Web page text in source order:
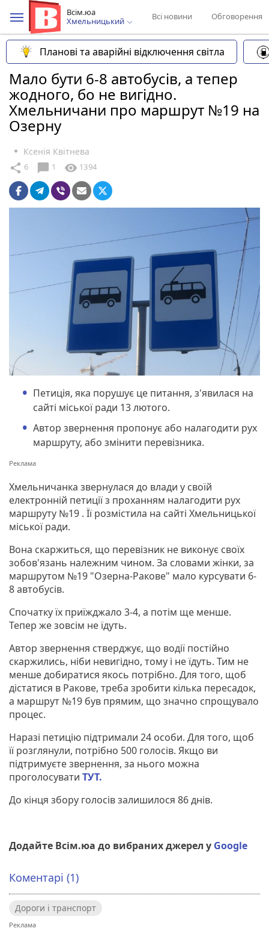
Всім.юа
Хмельницький
Всі новини Обговорення
Планові та аварійні відключення світла
Мало бути 6-8 автобусів, а тепер
жодного, бо не вигідно.
Хмельничани про маршрут №19 на
Озерну
Ксенія Квітнева
share 6 chat_bubble 1 visibility 1394
Петиція, яка порушує це питання, з'явилася на
сайті міської ради 13 лютого.
Автор звернення пропонує або налагодити рух
маршруту, або змінити перевізника.
Хмельничанка звернулася до влади у своїй
електронній петиції з проханням налагодити рух
маршруту №19 . Її розмістила на сайті Хмельницької
міської ради.
Вона скаржиться, що перевізник не виконує своїх
зобов'язань належним чином. За словами жінки, за
маршрутом №19 "Озерна-Ракове" мало курсувати 6-
8 автобусів.
Спочатку їх приїжджало 3-4, а потім ще менше.
Тепер же зовсім не їдуть.
Автор звернення стверджує, що водії постійно
скаржились, ніби невигідно, тому і не їдуть. Тим не
менше добиратися якось потрібно. Для того, щоб
дістатися в Ракове, треба зробити кілька пересадок,
а маршрут №19 був прямим, що значно спрощувало
процес.
Наразі петицію підтримали 24 особи. Для того, щоб
її розглянули, потрібно 500 голосів. Якщо ви
підтримуєте звернення, за нього можна
проголосувати ТУТ.
До кінця збору голосів залишилося 86 днів.
Додайте Всім.юа до вибраних джерел у Google
Коментарі (1)
Дороги і транспорт